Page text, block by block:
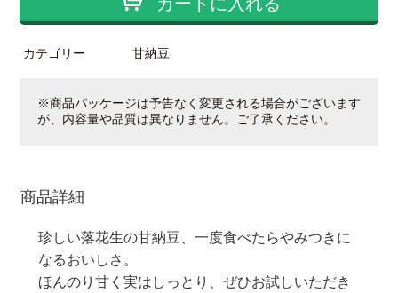
カテゴリー 甘納豆
※商品パッケージは予告なく変更される場合がございます
が、内容量や品質は異なりません。ご了承ください。
商品詳細
珍しい落花生の甘納豆、一度食べたらやみつきに
なるおいしさ。
ほんのり甘く実はしっとり、ぜひお試しいただき